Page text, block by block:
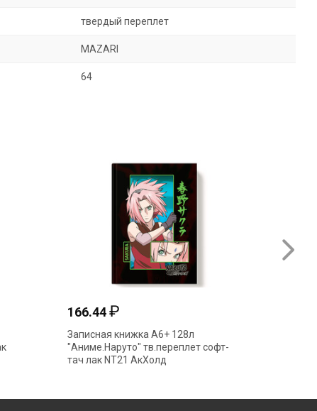
твердый переплет
MAZARI
64
166.44₽
Записная книжка А6+ 128л
"Аниме.Наруто" тв.переплет софт-
тач лак NT21 АкХолд